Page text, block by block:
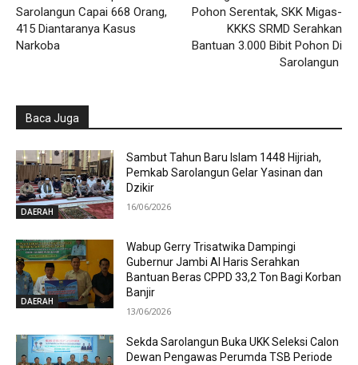
Sarolangun Capai 668 Orang,
415 Diantaranya Kasus
Narkoba
Pohon Serentak, SKK Migas-
KKKS SRMD Serahkan
Bantuan 3.000 Bibit Pohon Di
Sarolangun
Baca Juga
DAERAH
Sambut Tahun Baru Islam 1448 Hijriah,
Pemkab Sarolangun Gelar Yasinan dan
Dzikir
16/06/2026
DAERAH
Wabup Gerry Trisatwika Dampingi
Gubernur Jambi Al Haris Serahkan
Bantuan Beras CPPD 33,2 Ton Bagi Korban
Banjir
13/06/2026
Sekda Sarolangun Buka UKK Seleksi Calon
Dewan Pengawas Perumda TSB Periode